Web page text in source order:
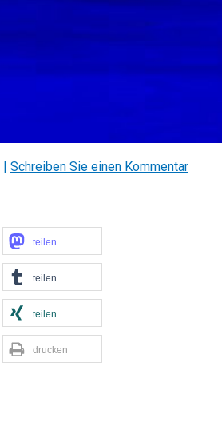
Schreiben Sie einen Kommentar
teilen
teilen
teilen
drucken